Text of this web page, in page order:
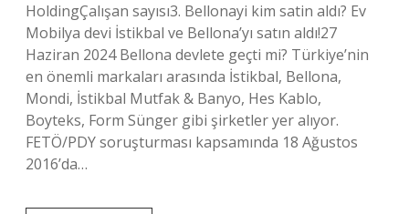
HoldingÇalışan sayısı3. Bellonayi kim satin aldı? Ev
Mobilya devi İstikbal ve Bellona’yı satın aldı!27
Haziran 2024 Bellona devlete geçti mi? Türkiye’nin
en önemli markaları arasında İstikbal, Bellona, ​​​​​​​​
Mondi, İstikbal Mutfak & Banyo, Hes Kablo,
Boyteks, Form Sünger gibi şirketler yer alıyor.
FETÖ/PDY soruşturması kapsamında 18 Ağustos
2016’da…